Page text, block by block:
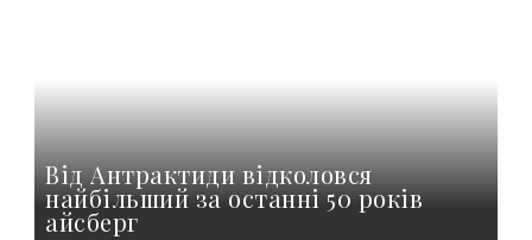
Від Антрактиди відколовся
найбільший за останні 50 років
айсберг